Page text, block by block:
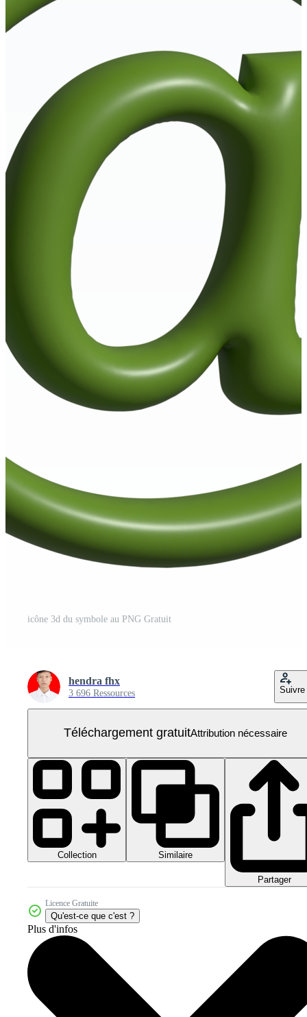
icône 3d du symbole au PNG Gratuit
hendra fhx
3 696 Ressources Suivre
Téléchargement gratuitAttribution nécessaire
Collection Similaire
Partager
Licence Gratuite
Qu'est-ce que c'est ?
Plus d'infos